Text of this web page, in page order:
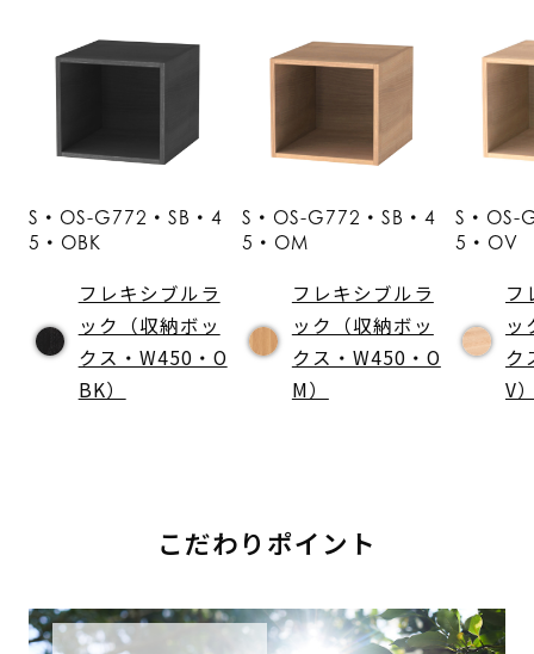
S・OS-G772・SB・4
5・OBK
フレキシブルラ
ック（収納ボッ
クス・W450・O
BK）
S・OS-G772・SB・4
5・OM
フレキシブルラ
ック（収納ボッ
クス・W450・O
M）
S・OS-
5・OV
フ
ッ
ク
V
こだわりポイント